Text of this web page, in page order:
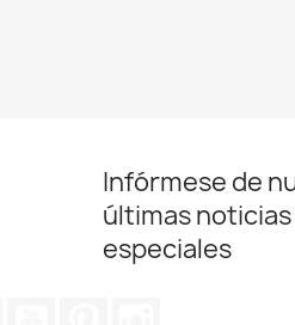
Infórmese de
últimas
especiales